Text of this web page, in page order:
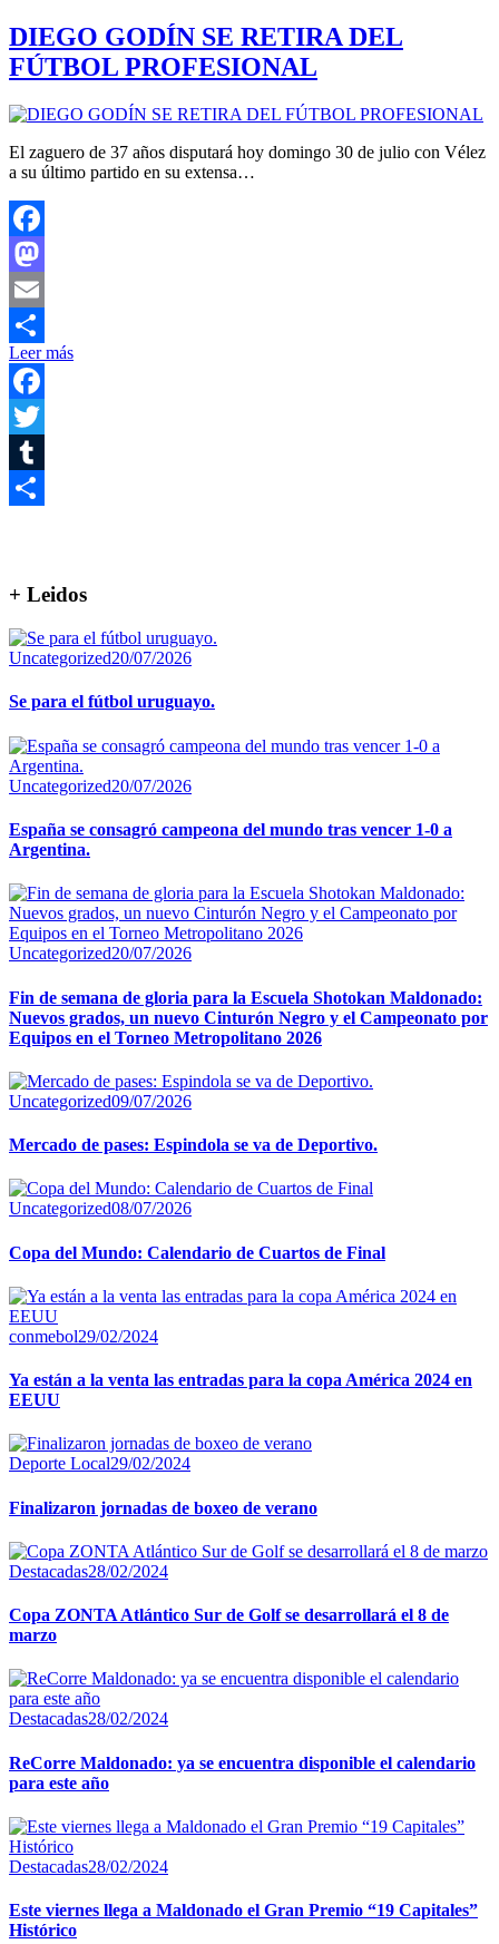
DIEGO GODÍN SE RETIRA DEL
FÚTBOL PROFESIONAL
El zaguero de 37 años disputará hoy domingo 30 de julio con Vélez
a su último partido en su extensa…
Facebook
Mastodon
Email
Compartir
Leer más
Facebook
Twitter
Tumblr
+ Leidos
Uncategorized20/07/2026
Se para el fútbol uruguayo.
Uncategorized20/07/2026
España se consagró campeona del mundo tras vencer 1-0 a
Argentina.
Uncategorized20/07/2026
Fin de semana de gloria para la Escuela Shotokan Maldonado:
Nuevos grados, un nuevo Cinturón Negro y el Campeonato por
Equipos en el Torneo Metropolitano 2026
Uncategorized09/07/2026
Mercado de pases: Espindola se va de Deportivo.
Uncategorized08/07/2026
Copa del Mundo: Calendario de Cuartos de Final
conmebol29/02/2024
Ya están a la venta las entradas para la copa América 2024 en
EEUU
Deporte Local29/02/2024
Finalizaron jornadas de boxeo de verano
Destacadas28/02/2024
Copa ZONTA Atlántico Sur de Golf se desarrollará el 8 de
marzo
Destacadas28/02/2024
ReCorre Maldonado: ya se encuentra disponible el calendario
para este año
Destacadas28/02/2024
Este viernes llega a Maldonado el Gran Premio “19 Capitales”
Histórico